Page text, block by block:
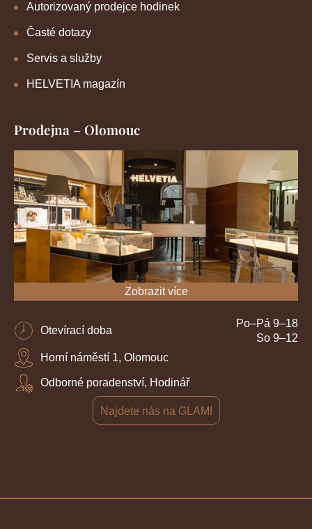
Autorizovaný prodejce hodinek
Časté dotazy
Servis a služby
HELVETIA magazín
Prodejna – Olomouc
Zobrazit více
Otevírací doba
Po–Pá 9–18
So 9–12
Horní náměstí 1, Olomouc
Odborné poradenství, Hodinář
Najdete nás na GLAMI